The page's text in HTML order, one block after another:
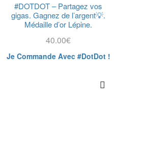
#DOTDOT – Partagez vos
gigas. Gagnez de l’argent💡.
Médaille d’or Lépine.
40.00€
Je Commande Avec #DotDot !